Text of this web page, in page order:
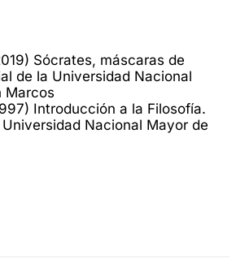
Sócrates, máscaras de
de la Universidad Nacional
Marcos
Introducción a la Filosofía.
Nacional Mayor de